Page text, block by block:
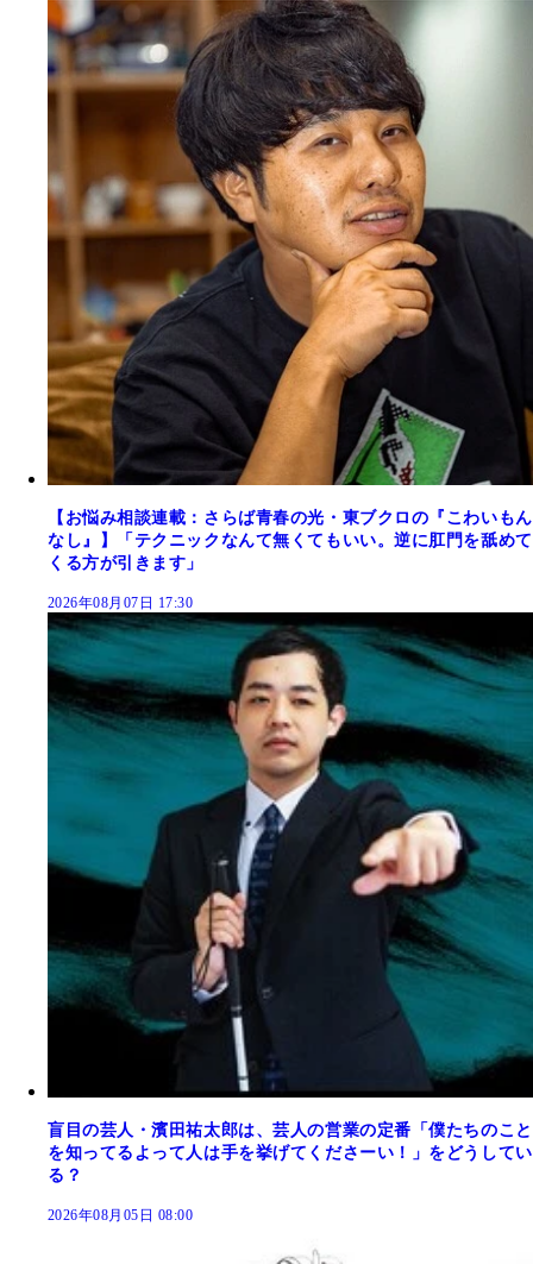
【お悩み相談連載：さらば青春の光・東ブクロの『こわいもん
なし』】「テクニックなんて無くてもいい。逆に肛門を舐めて
くる方が引きます」
2026年08月07日 17:30
盲目の芸人・濱田祐太郎は、芸人の営業の定番「僕たちのこと
を知ってるよって人は手を挙げてくださーい！」をどうしてい
る？
2026年08月05日 08:00